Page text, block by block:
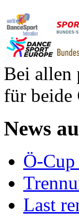
Bei allen
für beide
News
Ö-
Last